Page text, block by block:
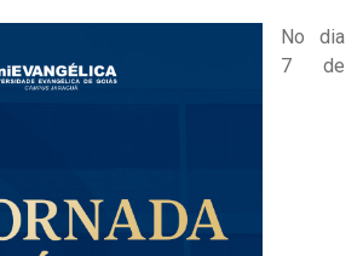
No dia
7 de